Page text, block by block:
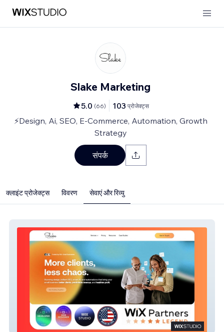
Slake Marketing
5.0 (66) 103 प्रोजेक्ट्स
⚡Design, Ai, SEO, E-Commerce, Automation, Growth
Strategy
संपर्क
क्लाइंट प्रोजेक्ट्स विवरण सेवाएं और रिव्यु
Marketing Agency | Strategy | Design |
SEO/GEO | Ai | Development